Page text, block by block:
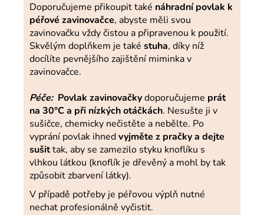
Doporučujeme přikoupit také náhradní povlak k
péřové zavinovačce, abyste měli svou
zavinovačku vždy čistou a připravenou k použití.
Skvělým doplňkem je také stuha, díky níž
docílíte pevnějšího zajištění miminka v
zavinovačce.
Péče: Povlak zavinovačkydoporučujeme prát
na 30°C a při nízkých otáčkách. Nesušte ji v
sušičce, chemicky nečistěte a nebělte. Po
vyprání povlak ihnedvyjměte z pračky a dejte
sušittak, aby se zamezilo styku knoflíku s
vlhkou látkou (knoflík je dřevěný a mohl by tak
způsobit zbarvení látky).
V případě potřeby je péřovou výplň nutné
nechat profesionálně vyčistit.